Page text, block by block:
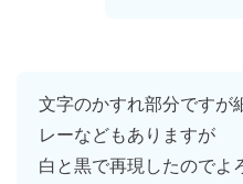
文字のかすれ部分ですが
レーなどもありますが
白と黒で再現したのでよ